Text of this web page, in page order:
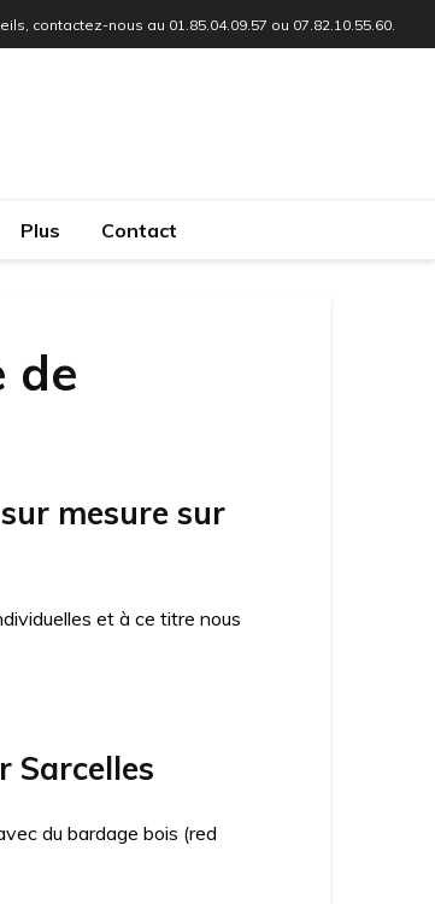
contactez-nous au 01.85.04.09.57 ou 07.82.10.55.60.
Plus Contact
de
mesure sur
et à ce titre nous
Sarcelles
du bardage bois (red